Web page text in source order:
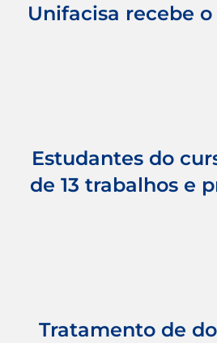
Unifacisa recebe
Estudantes do
de 13 trabalhos e
Tratamento de